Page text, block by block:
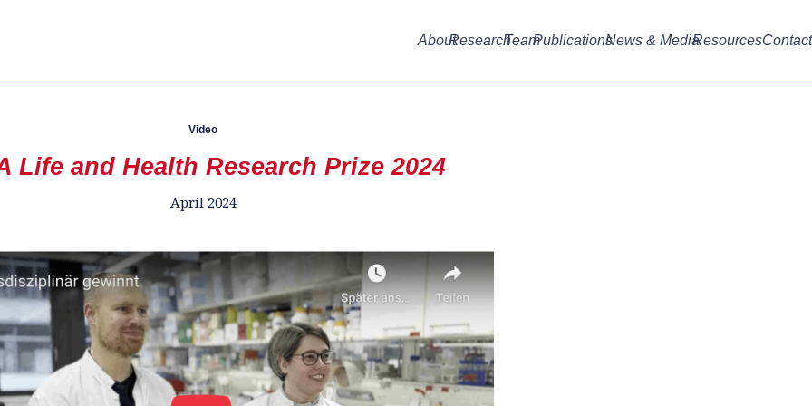
AboutResearchTeamPublicationsNews & MediaResourcesContact
Video
Life and Health Research Prize 2024
April 2024